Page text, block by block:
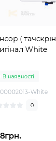
(
White
В наявності
White
0